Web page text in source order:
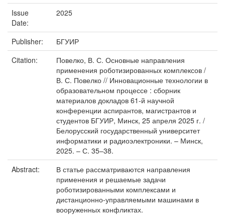
Issue
Date:
2025
Publisher:
БГУИР
Citation:
Повелко, В. С. Основные направления
применения роботизированных комплексов /
В. С. Повелко // Инновационные технологии в
образовательном процессе : сборник
материалов докладов 61-й научной
конференции аспирантов, магистрантов и
студентов БГУИР, Минск, 25 апреля 2025 г. /
Белорусский государственный университет
информатики и радиоэлектроники. – Минск,
2025. – С. 35–38.
Abstract:
В статье рассматриваются направления
применения и решаемые задачи
роботизированными комплексами и
дистанционно-управляемыми машинами в
вооруженных конфликтах.